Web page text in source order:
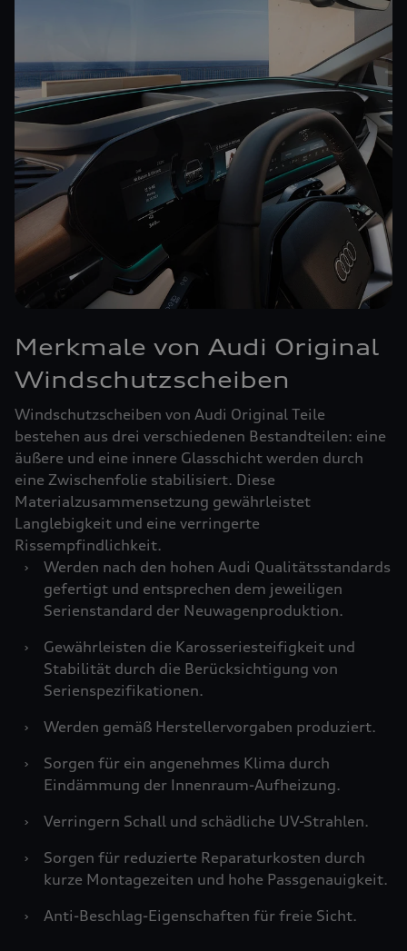
Merkmale von Audi Original
Windschutzscheiben
Windschutzscheiben von Audi Original Teile
bestehen aus drei verschiedenen Bestandteilen: eine
äußere und eine innere Glasschicht werden durch
eine Zwischenfolie stabilisiert. Diese
Materialzusammensetzung gewährleistet
Langlebigkeit und eine verringerte
Rissempfindlichkeit.
›
Werden nach den hohen Audi Qualitätsstandards
gefertigt und entsprechen dem jeweiligen
Serienstandard der Neuwagenproduktion.
›
Gewährleisten die Karosseriesteifigkeit und
Stabilität durch die Berücksichtigung von
Serienspezifikationen.
›
Werden gemäß Herstellervorgaben produziert.
›
Sorgen für ein angenehmes Klima durch
Eindämmung der Innenraum-Aufheizung.
›
Verringern Schall und schädliche UV-Strahlen.
›
Sorgen für reduzierte Reparaturkosten durch
kurze Montagezeiten und hohe Passgenauigkeit.
›
Anti-Beschlag-Eigenschaften für freie Sicht.